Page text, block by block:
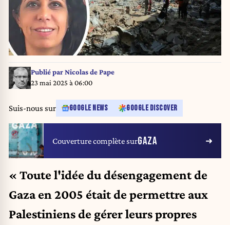
Publié parNicolas de Pape
23 mai 2025 à 06:00
Suis-nous sur GOOGLE NEWS GOOGLE DISCOVER
Couverture complète surGAZA
« Toute l'idée du désengagement de
Gaza en 2005 était de permettre aux
Palestiniens de gérer leurs propres